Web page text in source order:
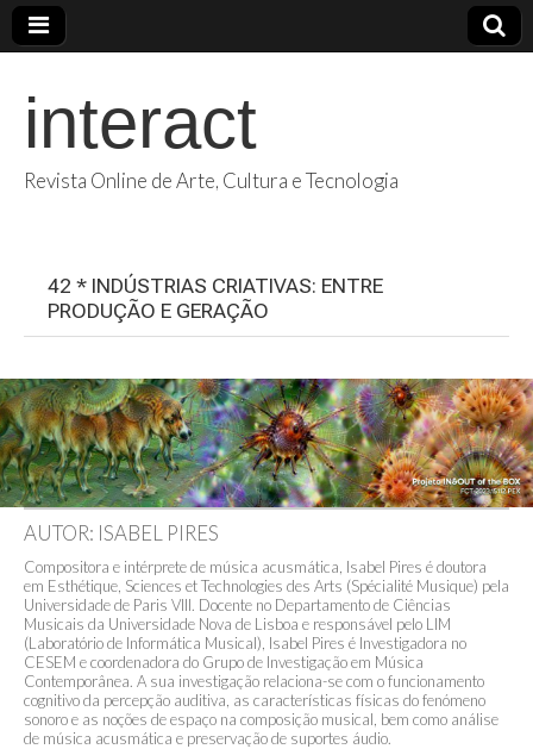
interact
Revista Online de Arte, Cultura e Tecnologia
42 * INDÚSTRIAS CRIATIVAS: ENTRE
PRODUÇÃO E GERAÇÃO
AUTOR: ISABEL PIRES
Compositora e intérprete de música acusmática, Isabel Pires é doutora
em Esthétique, Sciences et Technologies des Arts (Spécialité Musique) pela
Universidade de Paris VIII. Docente no Departamento de Ciências
Musicais da Universidade Nova de Lisboa e responsável pelo LIM
(Laboratório de Informática Musical), Isabel Pires é Investigadora no
CESEM e coordenadora do Grupo de Investigação em Música
Contemporânea. A sua investigação relaciona-se com o funcionamento
cognitivo da percepção auditiva, as características físicas do fenómeno
sonoro e as noções de espaço na composição musical, bem como análise
de música acusmática e preservação de suportes áudio.